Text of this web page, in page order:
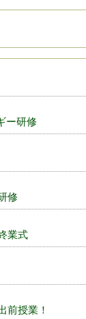
ー研修
修
業式
前授業！